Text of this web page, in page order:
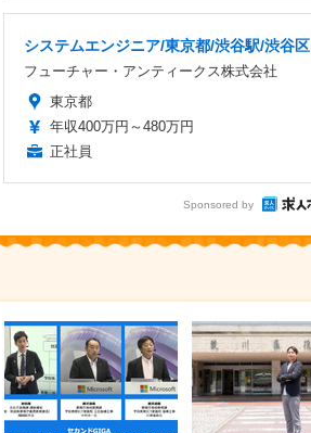
システムエンジニア/東京都/渋谷駅/渋谷区
フューチャー・アンティークス株式会社
東京都
年収400万円～480万円
正社員
Sponsored by